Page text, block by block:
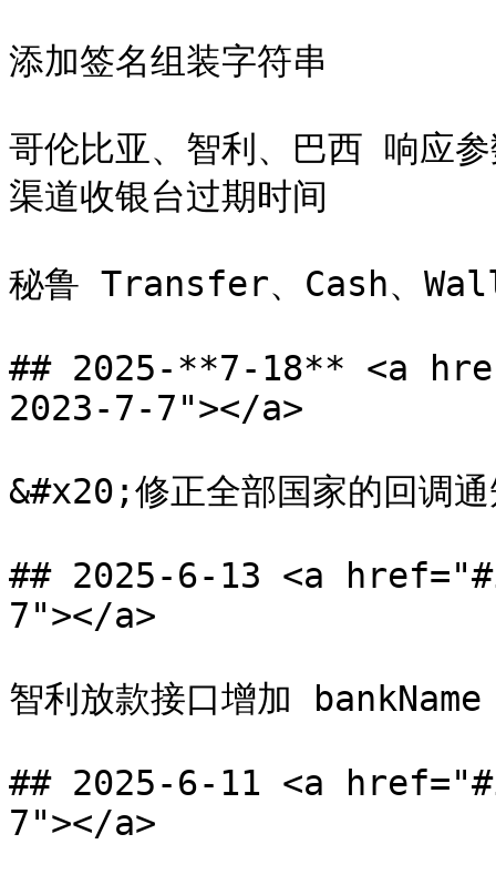
添加签名组装字符串
哥伦比亚、智利、巴西 响
渠道收银台过期时间
秘鲁 Transfer、Cash、
## 2025-**7-18** <a
2023-7-7"></a>
&#x20;修正全部国家的回
## 2025-6-13 <a
7"></a>
智利放款接口增加 bankName
## 2025-6-11 <a
7"></a>